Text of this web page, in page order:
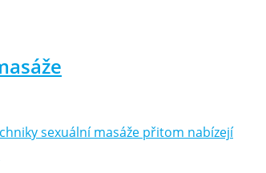
sexuální masáže přitom nabízejí